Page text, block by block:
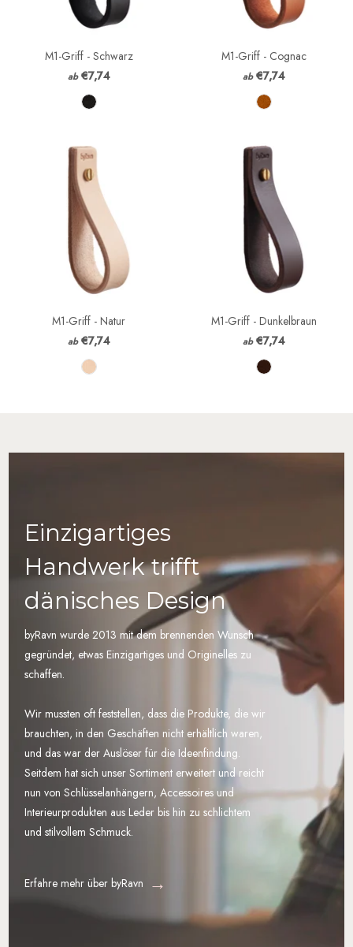
M1-Griff - Schwarz
ab €7,74
M1-Griff - Cognac
ab €7,74
M1-Griff - Natur
ab €7,74
M1-Griff - Dunkelbraun
ab €7,74
Einzigartiges
Handwerk trifft
dänisches Design
byRavn wurde 2013 mit dem brennenden Wunsch
gegründet, etwas Einzigartiges und Originelles zu
schaffen.
Wir mussten oft feststellen, dass die Produkte, die wir
brauchten, in den Geschäften nicht erhältlich waren,
und das war der Auslöser für die Ideenfindung.
Seitdem hat sich unser Sortiment erweitert und reicht
nun von Schlüsselanhängern, Accessoires und
Interieurprodukten aus Leder bis hin zu schlichtem
und stilvollem Schmuck.
Erfahre mehr über byRavn